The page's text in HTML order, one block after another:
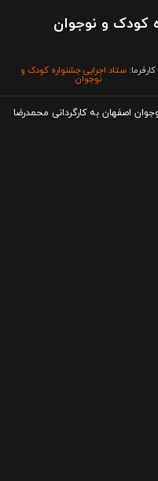
کودک و نوجوان
کارفرما: ستاد اجرایی جشنواره کودک و
نوجوان
اصفهان به کارگردانی محمدرضا